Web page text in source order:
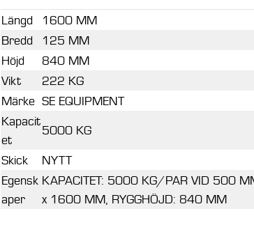
mm
mängd
Längd
1600 MM
Bredd
125 MM
Höjd
840 MM
Vikt
222 KG
Märke SE EQUIPMENT
Kapacit
et
5000 KG
Skick
NYTT
Egensk
aper
KAPACITET: 5000 KG/PAR VID 500
x 1600 MM, RYGGHÖJD: 840 MM